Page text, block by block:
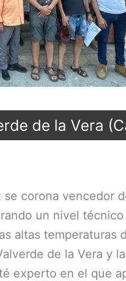
de la Vera
corona vencedor
un nivel
altas temperaturas
de la Vera y
experto en el que